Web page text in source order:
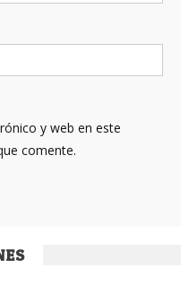
y web en este
comente.